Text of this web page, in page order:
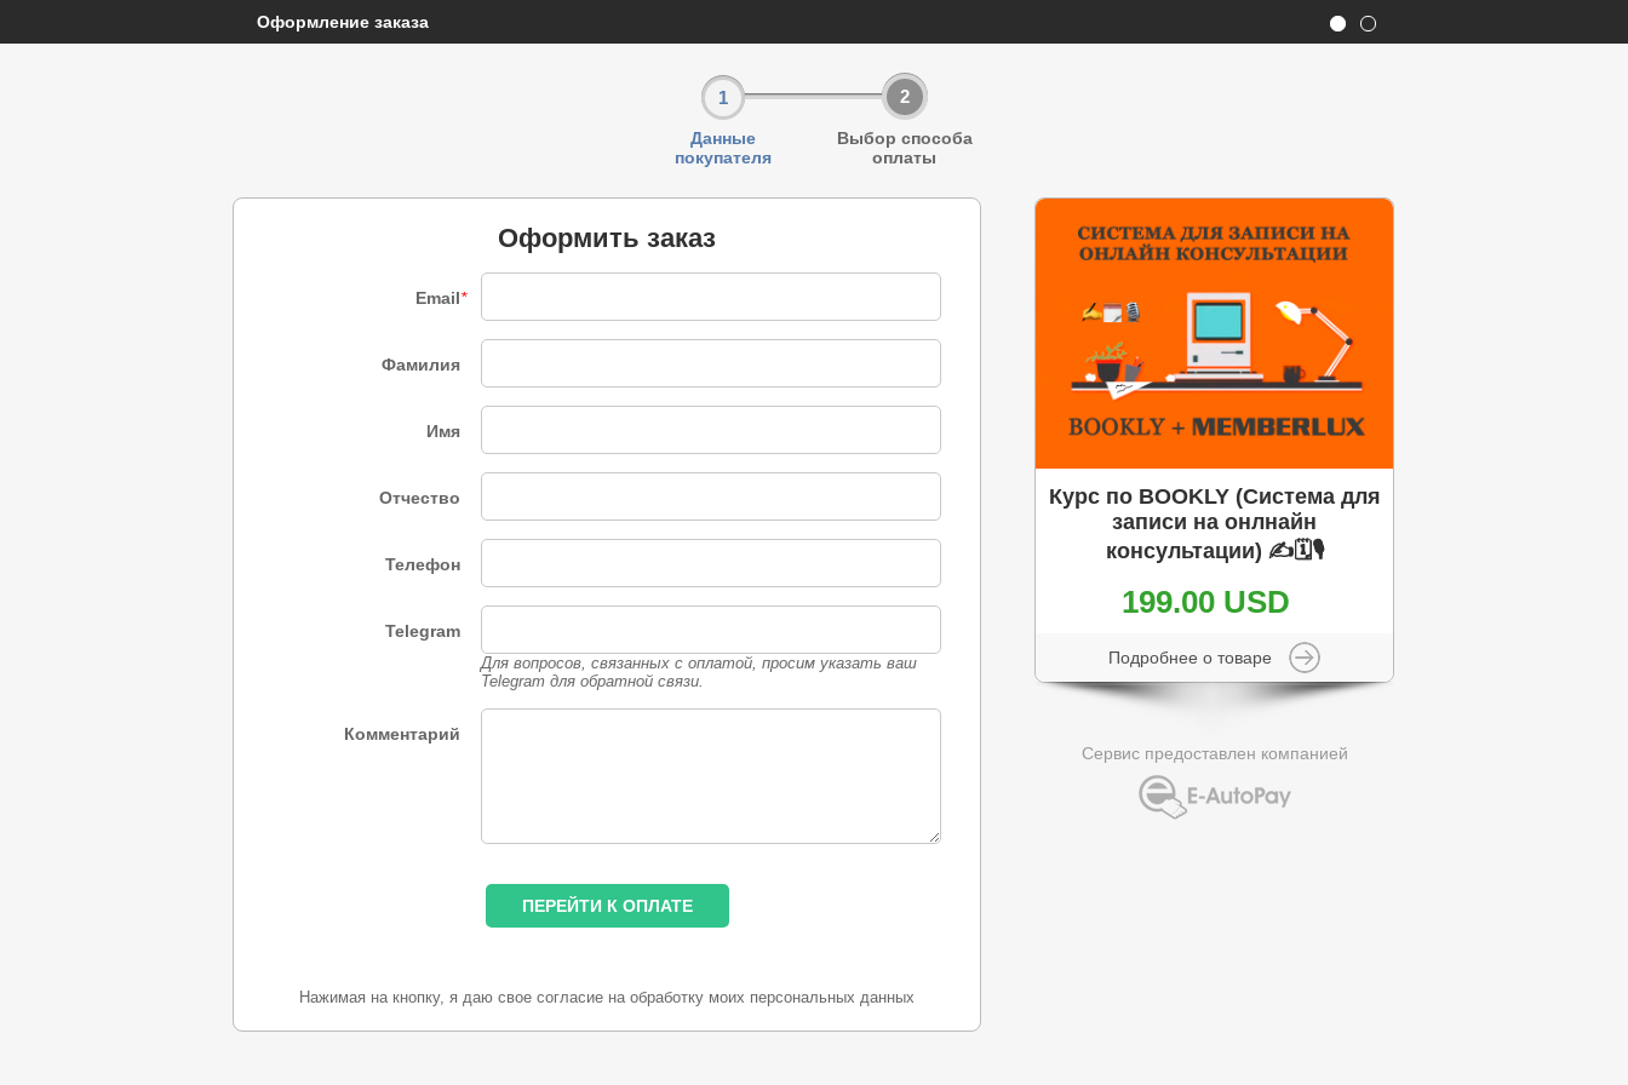
Оформление заказа
1
Данные
покупателя
2
Выбор способа
оплаты
Оформить заказ
Email*
Фамилия
Имя
Отчество
Телефон
Telegram
Для вопросов, связанных с оплатой, просим указать ваш
Telegram для обратной связи.
Комментарий
Нажимая на кнопку, я даю свое согласие на обработку моих персональных данных
Курс по BOOKLY (Система для
записи на онлнайн
консультации) ✍️🗓️🎙️
199.00 USD
Подробнее о товаре
Сервис предоставлен компанией